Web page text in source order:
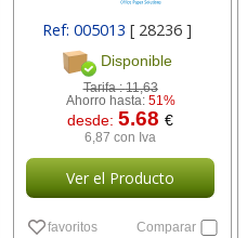
Ref: 005013[ 28236 ]
Disponible
Tarifa :11,63
Ahorro hasta: 51%
desde:5.68€
6,87 con Iva
Ver el Producto
favoritos Comparar